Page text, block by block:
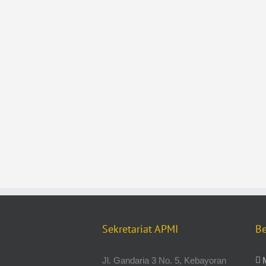
Sekretariat APMI
Jl. Gandaria 3 No. 5, Kebayoran